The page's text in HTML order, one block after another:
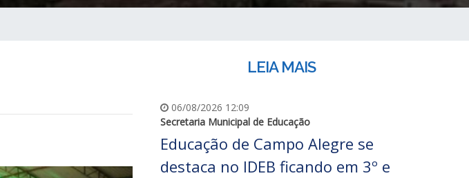
LEIA MAIS
06/08/2026 12:09
Secretaria Municipal de Educação
Educação de Campo Alegre se
destaca no IDEB ficando em 3º e